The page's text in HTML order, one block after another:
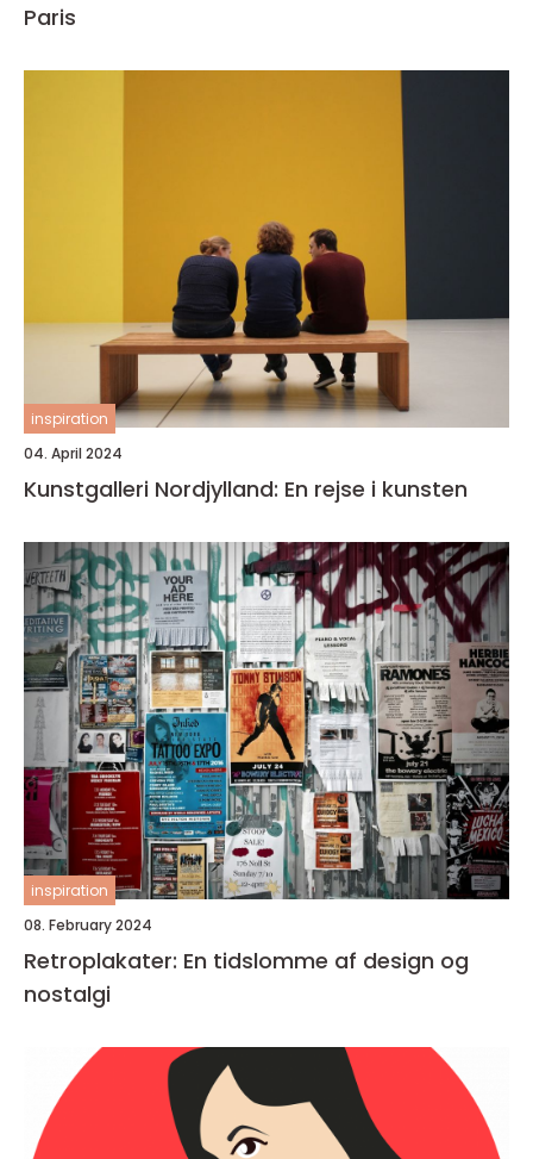
Paris
inspiration
04. April 2024
Kunstgalleri Nordjylland: En rejse i kunsten
inspiration
08. February 2024
Retroplakater: En tidslomme af design og
nostalgi